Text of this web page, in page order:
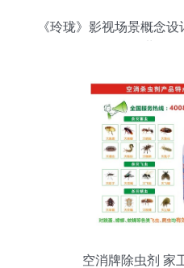
《玲珑》影视场景概念
空消牌除虫剂 家